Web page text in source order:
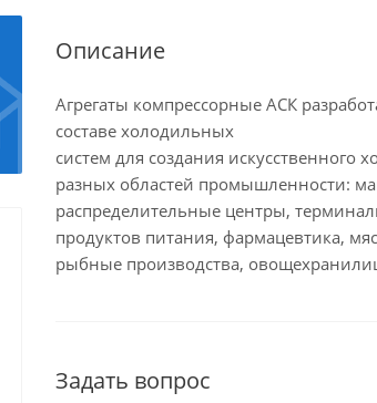
Описание
Агрегаты компрессорные АСК
составе холодильных
систем для создания искусственного
разных областей промышленности:
распределительные центры,
продуктов питания, фармацевтика,
рыбные производства,
Задать вопрос